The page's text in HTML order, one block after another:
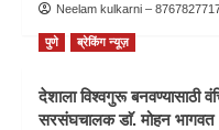
Neelam kulkarni –
पुणे ब्रेकिंग न्यूज़
देशाला विश्वगुरू बनवण्यासाठी
सरसंघचालक डाॅ. मोहन भागवत